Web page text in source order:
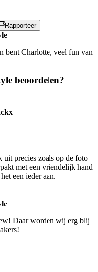
Rapporteer
bent Charlotte, veel fun van
beoordelen?
uit precies zoals op de foto
met een vriendelijk hand
een ieder aan.
Daar worden wij erg blij